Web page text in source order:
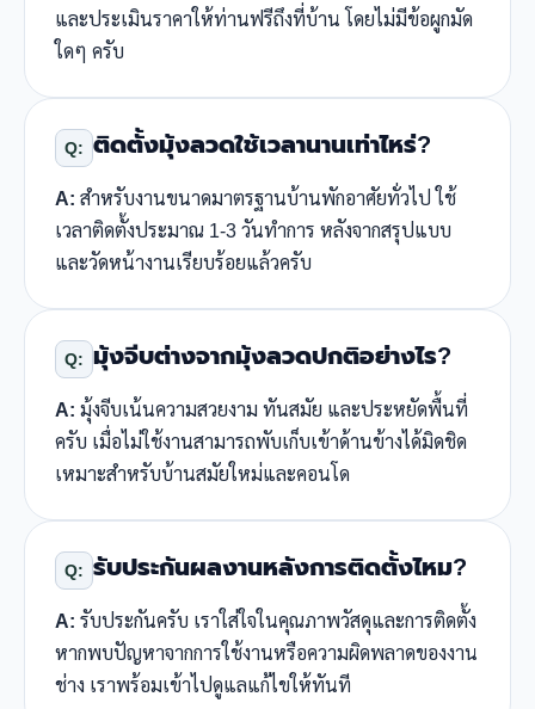
และประเมินราคาให้ท่านฟรีถึงที่บ้าน โดยไม่มีข้อผูกมัด
ใดๆ ครับ
Q: ติดตั้งมุ้งลวดใช้เวลานานเท่าไหร่?
A: สำหรับงานขนาดมาตรฐานบ้านพักอาศัยทั่วไป ใช้
เวลาติดตั้งประมาณ 1-3 วันทำการ หลังจากสรุปแบบ
และวัดหน้างานเรียบร้อยแล้วครับ
Q: มุ้งจีบต่างจากมุ้งลวดปกติอย่างไร?
A: มุ้งจีบเน้นความสวยงาม ทันสมัย และประหยัดพื้นที่
ครับ เมื่อไม่ใช้งานสามารถพับเก็บเข้าด้านข้างได้มิดชิด
เหมาะสำหรับบ้านสมัยใหม่และคอนโด
Q: รับประกันผลงานหลังการติดตั้งไหม?
A: รับประกันครับ เราใส่ใจในคุณภาพวัสดุและการติดตั้ง
หากพบปัญหาจากการใช้งานหรือความผิดพลาดของงาน
ช่าง เราพร้อมเข้าไปดูแลแก้ไขให้ทันที